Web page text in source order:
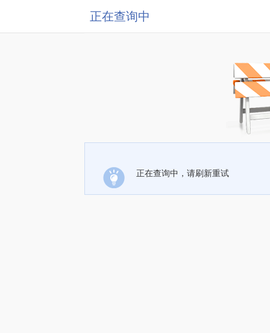
正在查询中
正在查询中，请刷新重试